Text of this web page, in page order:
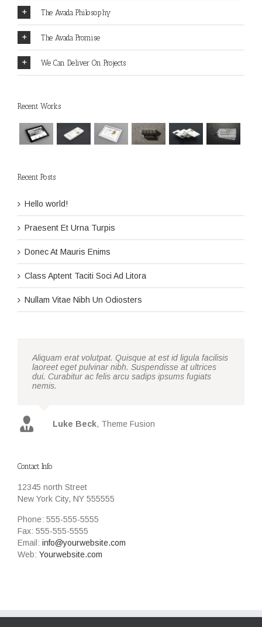
The Avada Philosophy
The Avada Promise
We Can Deliver On Projects
Recent Works
Recent Posts
Hello world!
Praesent Et Urna Turpis
Donec At Mauris Enims
Class Aptent Taciti Soci Ad Litora
Nullam Vitae Nibh Un Odiosters
Aliquam erat volutpat. Quisque at est id ligula facilisis
laoreet eget pulvinar nibh. Suspendisse at ultrices
dui. Curabitur ac felis arcu sadips ipsums fugiats
nemis.
Luke Beck, Theme Fusion
Contact Info
12345 north Street
New York City, NY 555555
Phone: 555-555-5555
Fax: 555-555-5555
Email: info@yourwebsite.com
Web: Yourwebsite.com